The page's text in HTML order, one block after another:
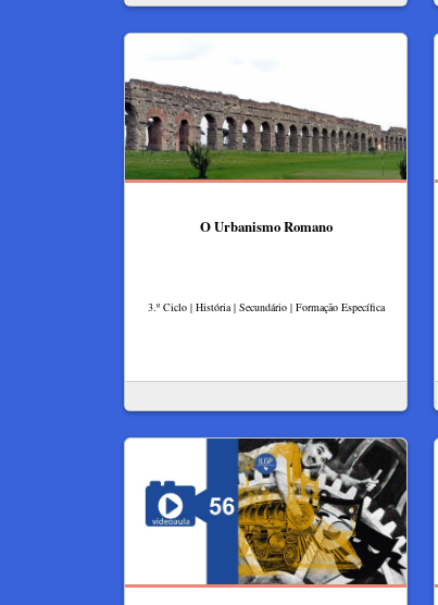
O Urbanismo Romano
3.º Ciclo | História | Secundário | Formação Específica